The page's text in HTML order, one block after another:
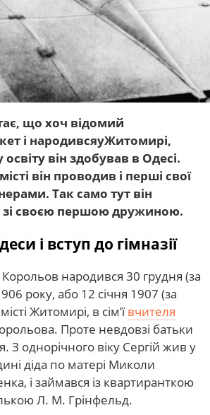
що хоч відомий
і народивсяуЖитомирі,
він здобував в Одесі.
він проводив і перші свої
Так само тут він
зі своєю першою дружиною.
і вступ до гімназії
народився 30 грудня (за
року, або 12 січня 1907 (за
Житомирі, в сім’ївчителя
Проте невдовзі батьки
З однорічного віку Сергій жив у
діда по матері Миколи
і займався із квартиранткою
Л. М. Грінфельд.